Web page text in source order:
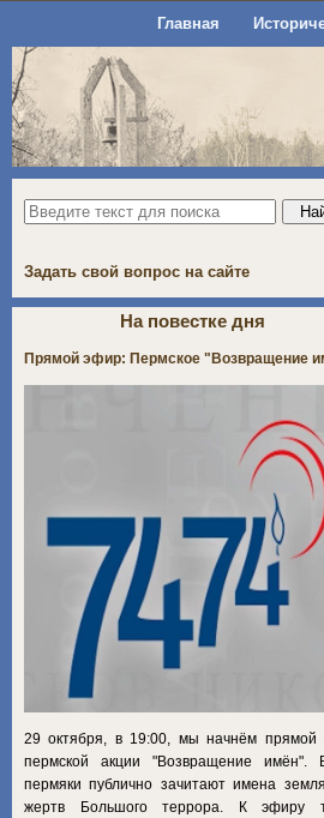
Главная
Задать свой вопрос на сайте
На повестке дня
Прямой эфир: Пермское "Возвращение
29 октября, в 19:00, мы начнём прямой
пермской акции "Возвращение имён".
пермяки публично зачитают имена
жертв Большого террора. К эфиру